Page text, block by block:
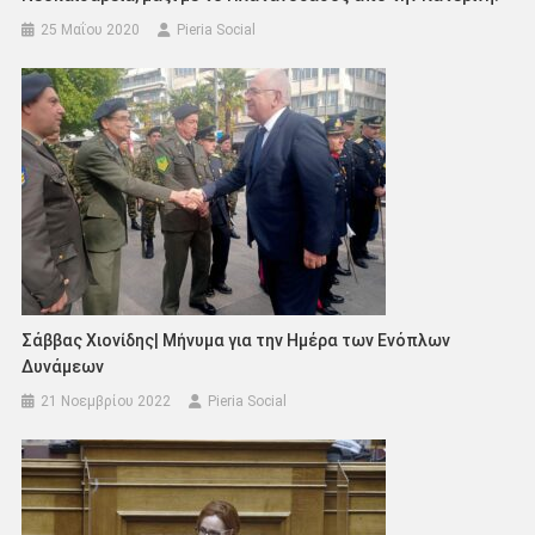
25 Μαΐου 2020 Pieria Social
Σάββας Χιονίδης| Μήνυμα για την Ημέρα των Ενόπλων
Δυνάμεων
21 Νοεμβρίου 2022 Pieria Social